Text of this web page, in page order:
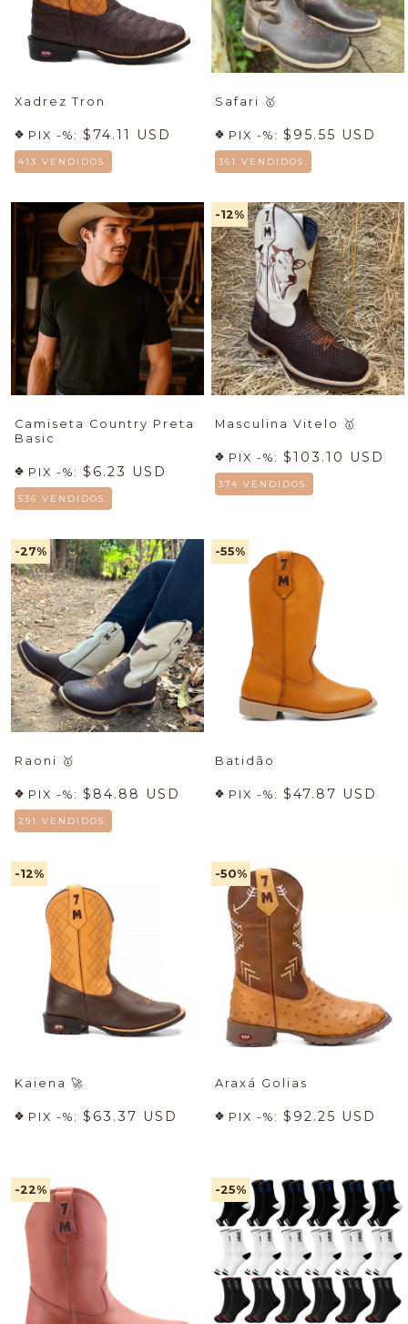
Xadrez Tron
PIX -%: $74.11 USD
413 VENDIDOS.
Safari 🥇
PIX -%: $95.55 USD
361 VENDIDOS.
Camiseta Country Preta
Basic
PIX -%: $6.23 USD
536 VENDIDOS.
-12%
Masculina Vitelo 🥇
PIX -%: $103.10 USD
374 VENDIDOS.
-27%
Raoni 🥇
PIX -%: $84.88 USD
291 VENDIDOS.
-55%
Batidão
PIX -%: $47.87 USD
-12%
Kaiena 🚀
PIX -%: $63.37 USD
-50%
Araxá Golias
PIX -%: $92.25 USD
-22% -25%